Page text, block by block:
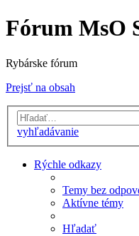
Fórum MsO
Rybárske fórum
Prejsť na obsah
vyhľadávanie
Rýchle odkazy
Temy bez
Aktívne témy
Hľadať